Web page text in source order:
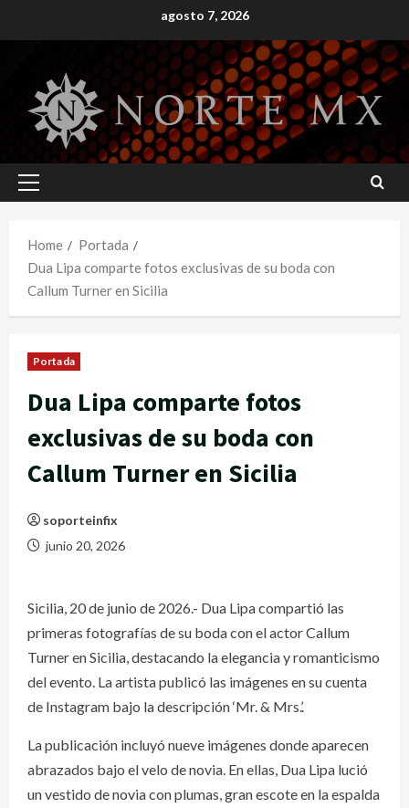
to
agosto 7, 2026
Primary
Home
Portada
Dua Lipa comparte fotos exclusivas de su boda con
Callum Turner en Sicilia
Portada
Dua Lipa comparte fotos
exclusivas de su boda con
Callum Turner en Sicilia
soporteinfix
junio 20, 2026
Sicilia, 20 de junio de 2026.- Dua Lipa compartió las
primeras fotografías de su boda con el actor Callum
Turner en Sicilia, destacando la elegancia y romanticismo
del evento. La artista publicó las imágenes en su cuenta
de Instagram bajo la descripción ‘Mr. & Mrs.’.
La publicación incluyó nueve imágenes donde aparecen
abrazados bajo el velo de novia. En ellas, Dua Lipa lució
un vestido de novia con plumas, gran escote en la espalda